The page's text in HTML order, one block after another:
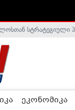
სტრატეგიული
ეკონომიკა